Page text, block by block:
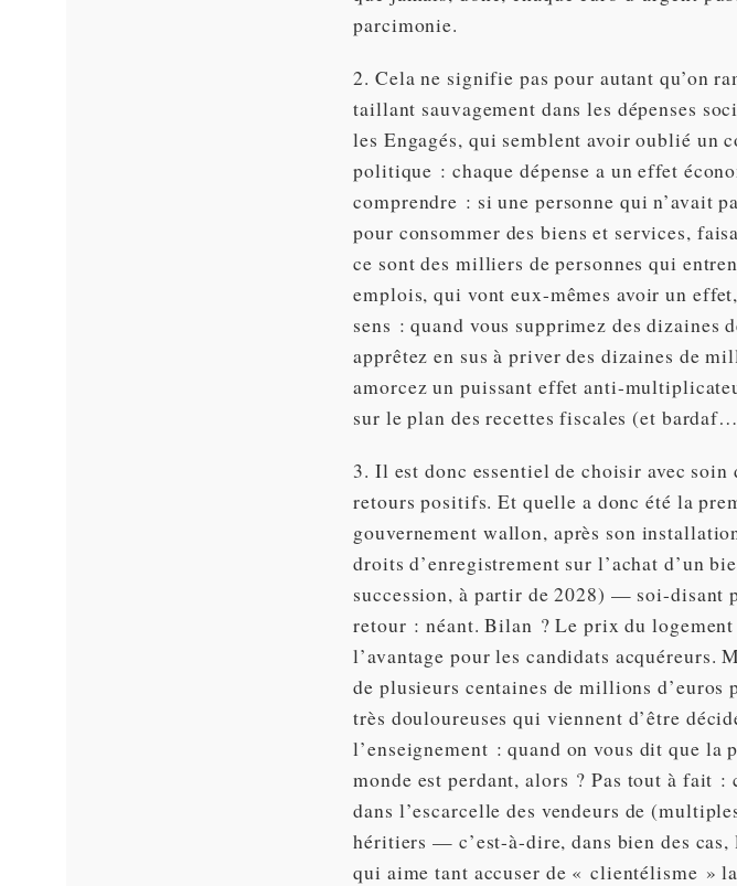
parcimonie.
2. Cela ne signifie pas pour autant qu’on
taillant sauvagement dans les dépenses
les Engagés, qui semblent avoir oublié un
politique : chaque dépense a un effet
comprendre : si une personne qui n’avait
pour consommer des biens et services,
ce sont des milliers de personnes qui
emplois, qui vont eux-mêmes avoir un
sens : quand vous supprimez des dizaines
apprêtez en sus à priver des dizaines de
amorcez un puissant effet anti-
sur le plan des recettes fiscales (et
3. Il est donc essentiel de choisir avec soin
retours positifs. Et quelle a donc été la
gouvernement wallon, après son
droits d’enregistrement sur l’achat d’un
succession, à partir de 2028) — soi-disant
retour : néant. Bilan ? Le prix du
l’avantage pour les candidats acquéreurs.
de plusieurs centaines de millions d’euros
très douloureuses qui viennent d’être
l’enseignement : quand on vous dit que
monde est perdant, alors ? Pas tout à fait
dans l’escarcelle des vendeurs de
héritiers — c’est-à-dire, dans bien des
qui aime tant accuser de « clientélisme »